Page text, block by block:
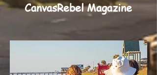
CanvasRebel Magazine